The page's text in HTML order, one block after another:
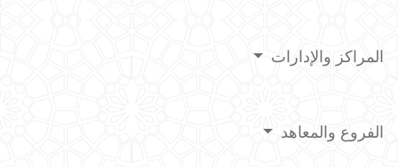
المراكز والإدارات
الفروع والمعاهد